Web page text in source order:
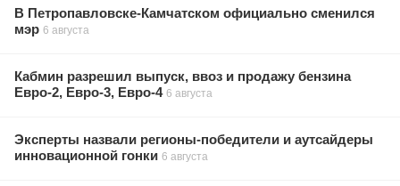
В Петропавловске-Камчатском официально сменился
мэр 6 августа
Кабмин разрешил выпуск, ввоз и продажу бензина
Евро-2, Евро-3, Евро-4 6 августа
Эксперты назвали регионы-победители и аутсайдеры
инновационной гонки 6 августа